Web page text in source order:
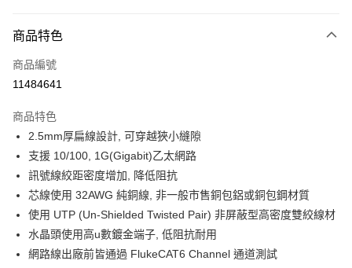
信用卡一次付款
超商取貨付款
Apple Pay
街口支付
悠遊付
ATM付款
運送方式
商品特色
商品編號
11484641
商品特色
2.5mm厚扁線設計, 可穿越狹小縫隙
支援 10/100, 1G(Gigabit)乙太網路
訊號線絞距密度增加, 降低阻抗
芯線使用 32AWG 純銅線, 非一般市售銅包鋁或銅包鋼材質
使用 UTP (Un-Shielded Twisted Pair) 非屏蔽型高密度雙絞線材
水晶頭使用高u數鍍金端子, 低阻抗耐用
網路線出廠前皆通過 FlukeCAT6 Channel 通道測試